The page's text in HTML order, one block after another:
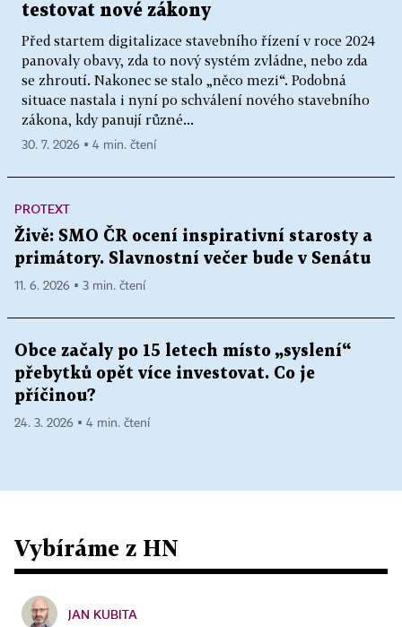
testovat nové zákony
Před startem digitalizace stavebního řízení v roce 2024
panovaly obavy, zda to nový systém zvládne, nebo zda
se zhroutí. Nakonec se stalo „něco mezi“. Podobná
situace nastala i nyní po schválení nového stavebního
zákona, kdy panují různé...
30. 7. 2026 ▪ 4 min. čtení
PROTEXT
Živě: SMO ČR ocení inspirativní starosty a
primátory. Slavnostní večer bude v Senátu
11. 6. 2026 ▪ 3 min. čtení
Obce začaly po 15 letech místo „syslení“
přebytků opět více investovat. Co je
příčinou?
24. 3. 2026 ▪ 4 min. čtení
Vybíráme z HN
JAN KUBITA